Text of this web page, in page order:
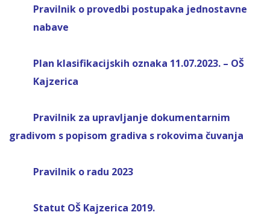
Pravilnik o provedbi postupaka jednostavne
nabave
Plan klasifikacijskih oznaka 11.07.2023. – OŠ
Kajzerica
Pravilnik za upravljanje dokumentarnim
gradivom s popisom gradiva s rokovima čuvanja
Pravilnik o radu 2023
Statut OŠ Kajzerica 2019.